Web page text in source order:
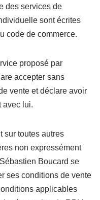
des services de
sont écrites
code de commerce.
proposé par
accepter sans
vente et déclare avoir
avec lui.
sur toutes autres
non expressément
Boucard se
ses conditions de vente
applicables